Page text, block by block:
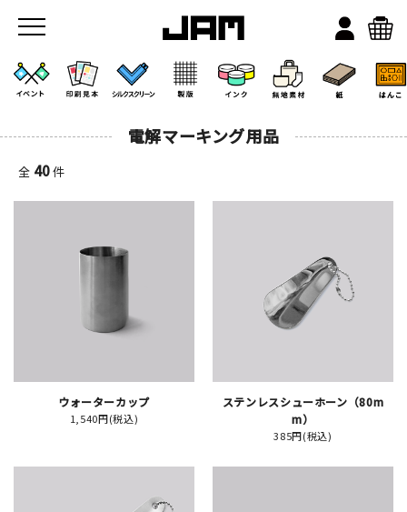
電解マーキング用品
全 40件
ウォーターカップ
1,540円(税込)
ステンレスシューホーン（80m
m）
385円(税込)